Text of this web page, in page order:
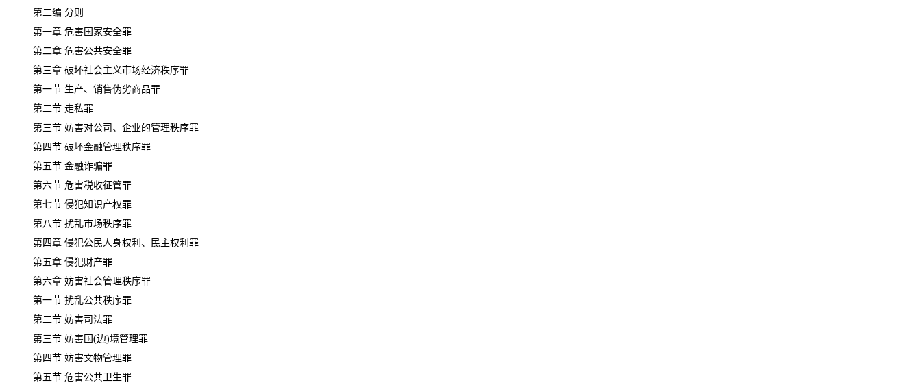
第二编 分则
第一章 危害国家安全罪
第二章 危害公共安全罪
第三章 破坏社会主义市场经济秩序罪
第一节 生产、销售伪劣商品罪
第二节 走私罪
第三节 妨害对公司、企业的管理秩序罪
第四节 破坏金融管理秩序罪
第五节 金融诈骗罪
第六节 危害税收征管罪
第七节 侵犯知识产权罪
第八节 扰乱市场秩序罪
第四章 侵犯公民人身权利、民主权利罪
第五章 侵犯财产罪
第六章 妨害社会管理秩序罪
第一节 扰乱公共秩序罪
第二节 妨害司法罪
第三节 妨害国(边)境管理罪
第四节 妨害文物管理罪
第五节 危害公共卫生罪